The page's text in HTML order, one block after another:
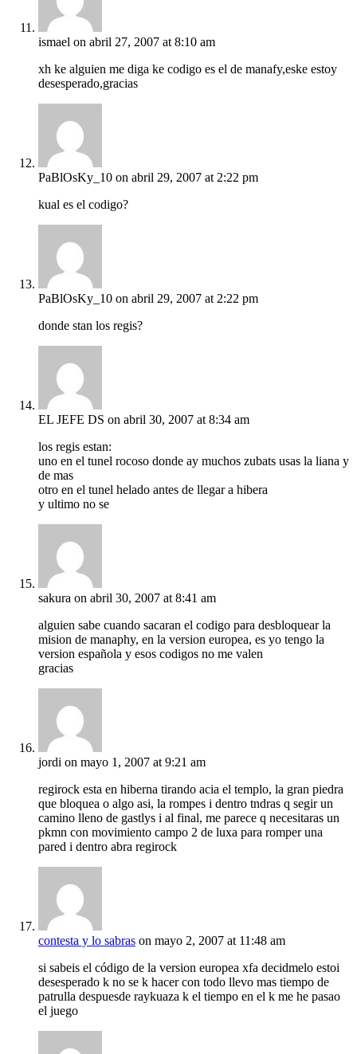
ismael on abril 27, 2007 at 8:10 am
xh ke alguien me diga ke codigo es el de manafy,eske estoy
desesperado,gracias
PaBlOsKy_10 on abril 29, 2007 at 2:22 pm
kual es el codigo?
PaBlOsKy_10 on abril 29, 2007 at 2:22 pm
donde stan los regis?
EL JEFE DS on abril 30, 2007 at 8:34 am
los regis estan:
uno en el tunel rocoso donde ay muchos zubats usas la liana y
de mas
otro en el tunel helado antes de llegar a hibera
y ultimo no se
sakura on abril 30, 2007 at 8:41 am
alguien sabe cuando sacaran el codigo para desbloquear la
mision de manaphy, en la version europea, es yo tengo la
version española y esos codigos no me valen
gracias
jordi on mayo 1, 2007 at 9:21 am
regirock esta en hiberna tirando acia el templo, la gran piedra
que bloquea o algo asi, la rompes i dentro tndras q segir un
camino lleno de gastlys i al final, me parece q necesitaras un
pkmn con movimiento campo 2 de luxa para romper una
pared i dentro abra regirock
contesta y lo sabras on mayo 2, 2007 at 11:48 am
si sabeis el código de la version europea xfa decidmelo estoi
desesperado k no se k hacer con todo llevo mas tiempo de
patrulla despuesde raykuaza k el tiempo en el k me he pasao
el juego